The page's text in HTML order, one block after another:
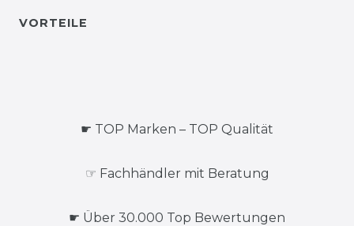
VORTEILE
☛ TOP Marken – TOP Qualität
☞ Fachhändler mit Beratung
☛ Über 30.000 Top Bewertungen